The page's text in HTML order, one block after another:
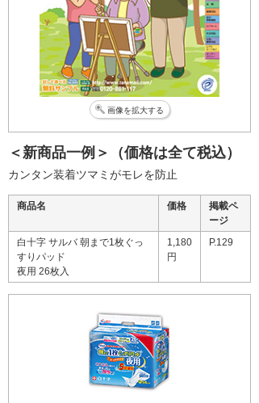
画像を拡大する
＜新商品一例＞（価格は全て税込）
カンタン装着ツマミがモレを防止
商品名 価格
掲載ペ
ージ
白十字 サルバ 朝まで1枚ぐっ
すりパッド
夜用 26枚入
1,180
円
P.129